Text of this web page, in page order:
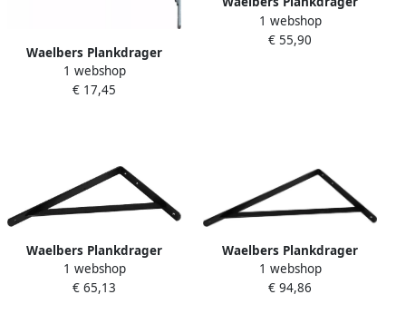
Waelbers Plankdrager
320x400mm blauw verzinkt
(GV) 1 Stuk(s) 2501.41
1 webshop
€ 17,45
200x300mm wit 10 Stuk(s)
2555.05
1 webshop
€ 55,90
Waelbers Plankdrager
250x400mm zwart 10
Stuk(s) 2567.05
1 webshop
€ 65,13
Waelbers Plankdrager
330x500mm zwart 10
Stuk(s) 2577.05
1 webshop
€ 94,86